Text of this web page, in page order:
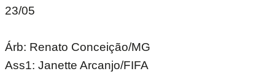
23/05
Árb: Renato Conceição/MG
Ass1: Janette Arcanjo/FIFA